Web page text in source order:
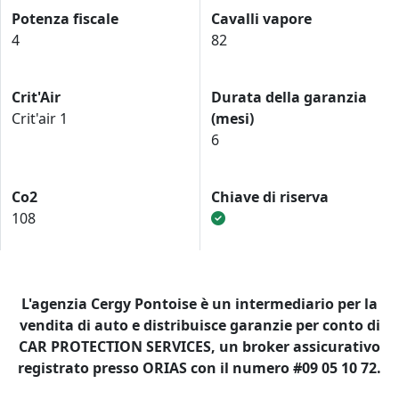
Potenza fiscale
4
Cavalli vapore
82
Crit'Air
Crit'air 1
Durata della garanzia
(mesi)
6
Co2
108
Chiave di riserva
L'agenzia Cergy Pontoise è un intermediario per la
vendita di auto e distribuisce garanzie per conto di
CAR PROTECTION SERVICES, un broker assicurativo
registrato presso ORIAS con il numero #09 05 10 72.